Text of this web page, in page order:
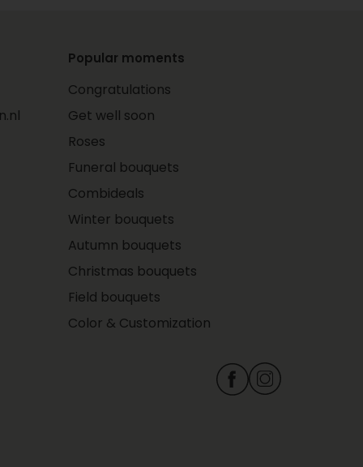
Popular moments
Congratulations
Get well soon
Roses
Funeral bouquets
Combideals
Winter bouquets
Autumn bouquets
Christmas bouquets
Field bouquets
Color & Customization